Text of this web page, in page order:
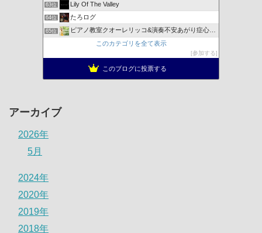
63位 Lily Of The Valley
64位 たろログ
65位
ピアノ教室クオーレリッコ&演奏不安あがり症心のレッスン
このカテゴリを全て表示
参加する
このブログに投票する
アーカイブ
2026年
5月
2024年
2020年
2019年
2018年